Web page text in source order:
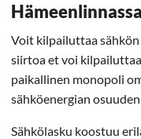
Voit kilpailuttaa
siirtoa et voi
paikallinen monopoli
sähköenergian
Sähkölasku koostuu